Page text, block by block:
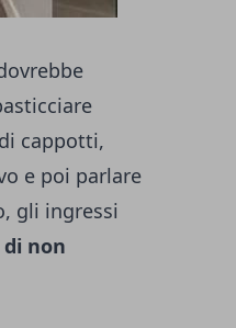
cappotti,
e poi parlare
gli ingressi
non